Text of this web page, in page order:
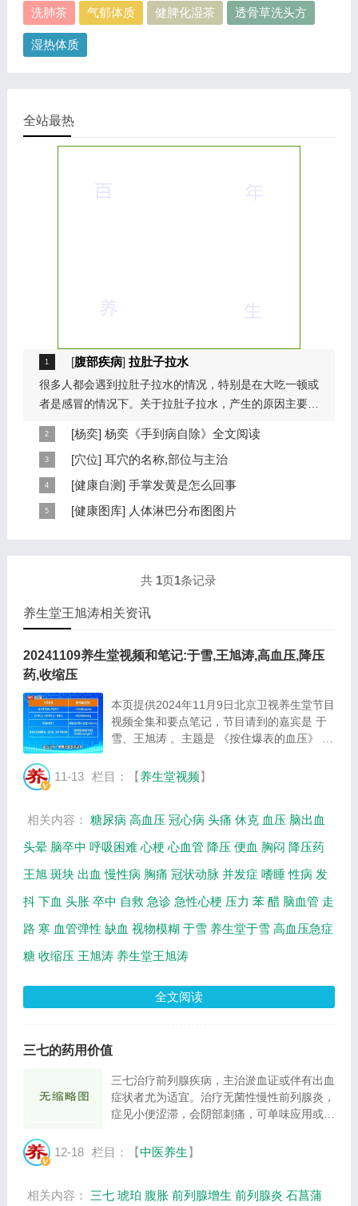
洗肺茶 气郁体质 健脾化湿茶 透骨草洗头方
湿热体质
全站最热
[腹部疾病] 拉肚子拉水
很多人都会遇到拉肚子拉水的情况，特别是在大吃一顿或
者是感冒的情况下。关于拉肚子拉水，产生的原因主要是
[杨奕] 杨奕《手到病自除》全文阅读
本页提供杨奕手到病自除全文阅读。包括完整目录、共计
6大章，66个小节的详细内容。涉及到全身的各个反射
区，以及自然疗法、反射区疗法、食疗等。另外...
[穴位] 耳穴的名称,部位与主治
耳穴在耳郭的分布有一定规律，耳穴在耳郭的分布犹如一
个倒置在子宫内的胎儿，头部朝下，臀部朝上。其分布的
规律是，与面颊相应的穴位在耳垂；与上肢相...
[健康自测] 手掌发黄是怎么回事
手掌发黄，一般是血管内血液不充盈或是皮肤营养不良的
[健康图库] 人体淋巴分布图图片
出的淋巴癌，图片尺寸390x378像素，格式是JPG...
共 1页1条记录
养生堂王旭涛相关资讯
20241109养生堂视频和笔记:于雪,王旭涛,高血压,降压
药,收缩压
本页提供2024年11月9日北京卫视养生堂节目
视频全集和要点笔记，节目请到的嘉宾是 于
雪、王旭涛 。主题是 《按住爆表的血压》 。
压飙升时做什么才能正确降压，硝苯地平控释
11-13 栏目：【养生堂视频】
相关内容： 糖尿病 高血压 冠心病 头痛 休克 血压 脑出血
头晕 脑卒中 呼吸困难 心梗 心血管 降压 便血 胸闷 降压药
王旭 斑块 出血 慢性病 胸痛 冠状动脉 并发症 嗜睡 性病 发
抖 下血 头胀 卒中 自救 急诊 急性心梗 压力 苯 醋 脑血管 走
路 寒 血管弹性 缺血 视物模糊 于雪 养生堂于雪 高血压急症
糖 收缩压 王旭涛 养生堂王旭涛
全文阅读
三七的药用价值
三七治疗前列腺疾病，主治淤血证或伴有出血
症状者尤为适宜。治疗无菌性慢性前列腺炎，
症见小便涩滞，会阴部刺痛，可单味应用或随
消炎化浊的萆薢、浙贝母、石菖蒲、生薏苡仁
12-18 栏目：【中医养生】
相关内容： 三七 琥珀 腹胀 前列腺增生 前列腺炎 石菖蒲